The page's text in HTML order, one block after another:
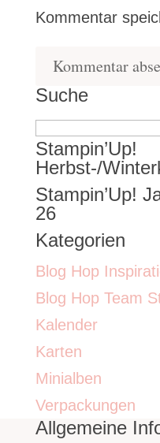
Kommentar
Suche
Suchen
nach:
Stampin’Up!
Herbst-/
Stampin’Up!
26
Kategorien
Blog Hop
Blog Hop Team
Kalender
Karten
Minialben
Verpackungen
Allgemeine